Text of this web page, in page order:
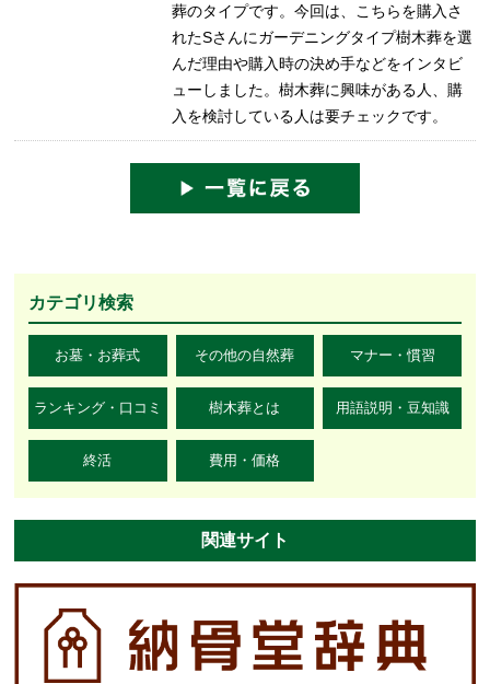
葬のタイプです。今回は、こちらを購入さ
れたSさんにガーデニングタイプ樹木葬を選
んだ理由や購入時の決め手などをインタビ
ューしました。樹木葬に興味がある人、購
入を検討している人は要チェックです。
カテゴリ検索
お墓・お葬式 その他の自然葬 マナー・慣習
ランキング・口コミ 樹木葬とは 用語説明・豆知識
終活 費用・価格
関連サイト